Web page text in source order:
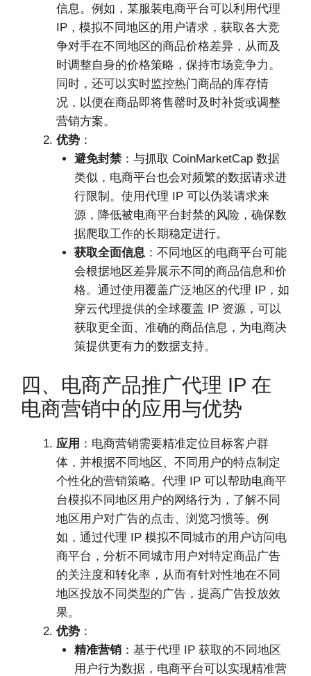
信息。例如，某服装电商平台可以利用代理
IP，模拟不同地区的用户请求，获取各大竞
争对手在不同地区的商品价格差异，从而及
时调整自身的价格策略，保持市场竞争力。
同时，还可以实时监控热门商品的库存情
况，以便在商品即将售罄时及时补货或调整
营销方案。
优势 ：
避免封禁：与抓取 CoinMarketCap 数据
类似，电商平台也会对频繁的数据请求进
行限制。使用代理 IP 可以伪装请求来
源，降低被电商平台封禁的风险，确保数
据爬取工作的长期稳定进行。
获取全面信息 ：不同地区的电商平台可能
会根据地区差异展示不同的商品信息和价
格。通过使用覆盖广泛地区的代理 IP，如
穿云代理提供的全球覆盖 IP 资源，可以
获取更全面、准确的商品信息，为电商决
策提供更有力的数据支持。
四、电商产品推广代理 IP 在
电商营销中的应用与优势
应用 ：电商营销需要精准定位目标客户群
体，并根据不同地区、不同用户的特点制定
个性化的营销策略。代理 IP 可以帮助电商平
台模拟不同地区用户的网络行为，了解不同
地区用户对广告的点击、浏览习惯等。例
如，通过代理 IP 模拟不同城市的用户访问电
商平台，分析不同城市用户对特定商品广告
的关注度和转化率，从而有针对性地在不同
地区投放不同类型的广告，提高广告投放效
果。
优势 ：
精准营销：基于代理 IP 获取的不同地区
用户行为数据，电商平台可以实现精准营